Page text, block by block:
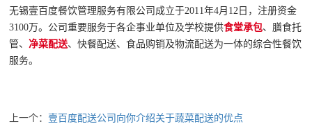
无锡壹百度餐饮管理服务有限公司成立于2011年4月12日，注册资金
3100万。公司重要服务于各企事业单位及学校提供食堂承包、膳食托
管、 净菜配送、快餐配送、食品购销及物流配送为一体的综合性餐饮
服务。
上一个： 壹百度配送公司向你介绍关于蔬菜配送的优点